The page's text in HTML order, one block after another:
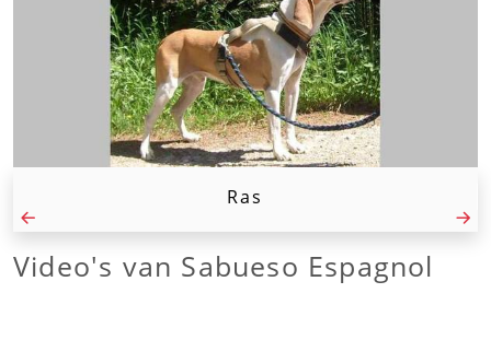
Ras
Video's van Sabueso Espagnol